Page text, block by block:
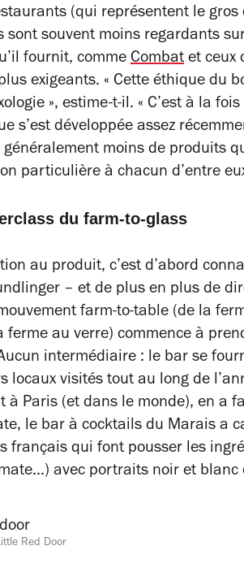
(qui représentent le
sont souvent moins regardants
fournit, comme Combat et ceux
exigeants. « Cette éthique du
», estime-t-il. « C’est à la
s’est développée assez
moins de produits
particulière à chacun d’entre
du farm-to-glass
au produit, c’est d’abord
– et de plus en plus de
farm-to-table (de la
ferme au verre) commence à
intermédiaire : le bar se
locaux visités tout au long de
à Paris (et dans le monde), en a
le bar à cocktails du Marais a
français qui font pousser les
avec portraits noir et blanc
Red Door